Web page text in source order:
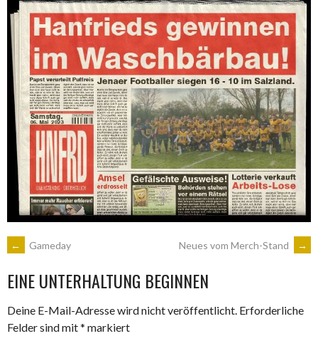
ARTIKEL-
NAVIGATION
← Gameday Neues vom Merch-Stand →
EINE UNTERHALTUNG BEGINNEN
Deine E-Mail-Adresse wird nicht veröffentlicht. Erforderliche
Felder sind mit* markiert